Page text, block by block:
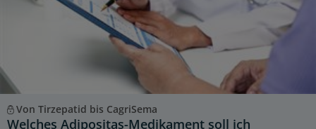
Von Tirzepatid bis CagriSema
Welches Adipositas-Medikament soll ich